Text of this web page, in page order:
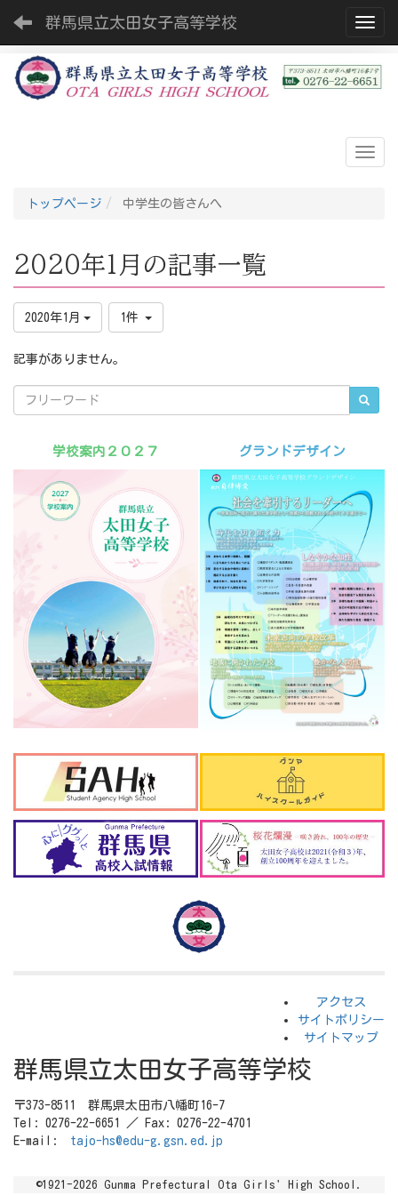
群馬県立太田女子高等学校
トップページ 中学生の皆さんへ
2020年1月の記事一覧
2020年1月 1件
記事がありません。
学校案内２０２７ グランドデザイン
アクセス
サイトポリシー
サイトマップ
群馬県立太田女子高等学校
〒373-8511 群馬県太田市八幡町16-7
Tel: 0276-22-6651 ／ Fax: 0276-22-4701
E-mail: tajo-hs@edu-g.gsn.ed.jp
©1921-2026 Gunma Prefectural Ota Girls' High School.